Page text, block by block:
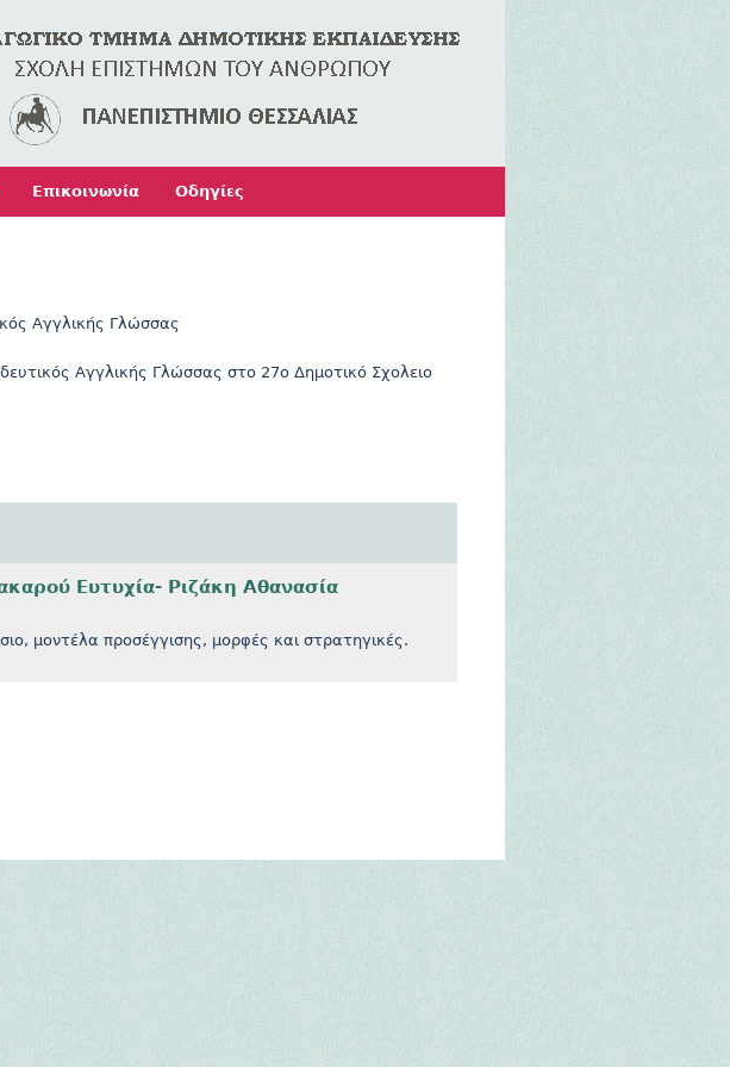
Επικοινωνία Οδηγίες
Αγγλικής Γλώσσας
Αγγλικής Γλώσσας στο 27ο Δημοτικό Σχολειο
Ευτυχία- Ριζάκη Αθανασία
μοντέλα προσέγγισης, μορφές και στρατηγικές.